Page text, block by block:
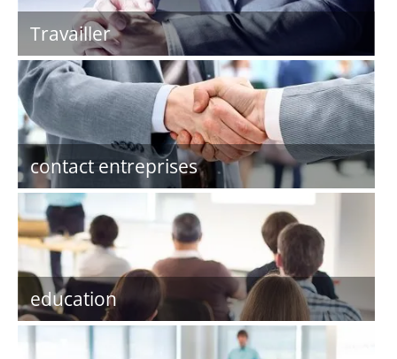
Travailler
contact entreprises
education